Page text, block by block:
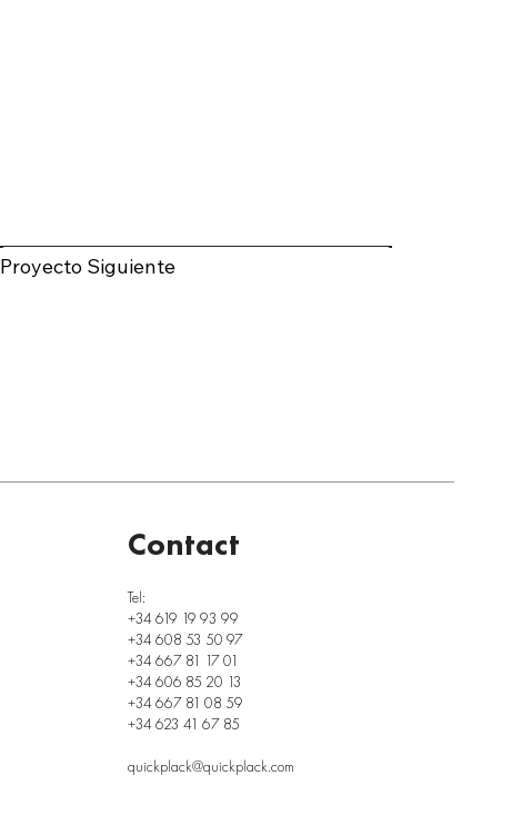
Proyecto Siguiente
Tel:
+34 619 19 93 99
+34 608 53 50 97
+34 667 81 17 01
+34 606 85 20 13
+34 667 81 08 59
+34 623 41 67 85
quickplack@quickplack.com
Contact